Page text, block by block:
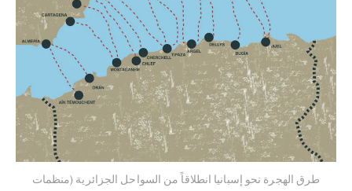
طرق الهجرة نحو إسبانيا انطلاقاً من السواحل الجزائرية (منظمات